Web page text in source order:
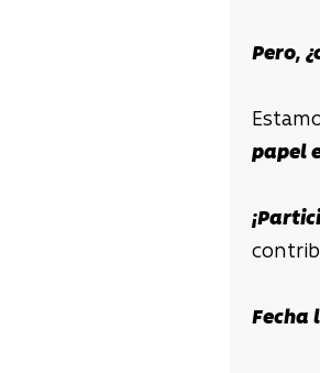
Pero,
papel
Fecha